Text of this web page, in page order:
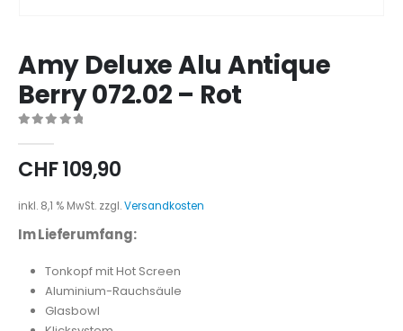
Amy Deluxe Alu Antique
Berry 072.02 – Rot
CHF109,90
inkl. 8,1 % MwSt. zzgl.Versandkosten
Im Lieferumfang:
Tonkopf mit Hot Screen
Aluminium-Rauchsäule
Glasbowl